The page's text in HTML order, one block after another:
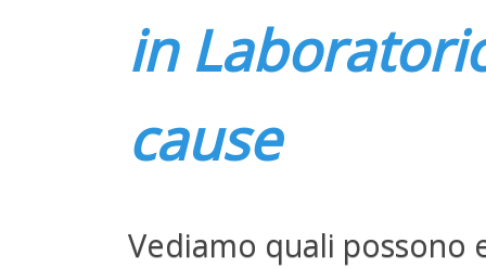
in
cause
Vediamo quali possono